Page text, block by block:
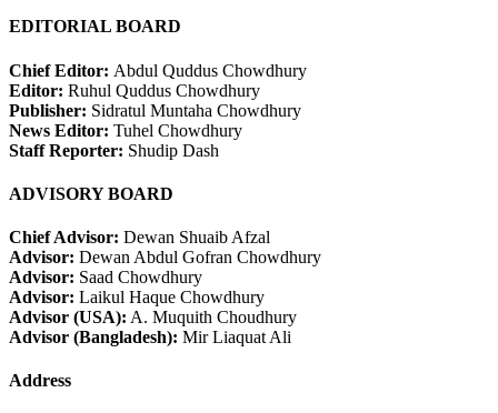
EDITORIAL BOARD
Chief Editor: Abdul Quddus Chowdhury
Editor: Ruhul Quddus Chowdhury
Publisher: Sidratul Muntaha Chowdhury
News Editor: Tuhel Chowdhury
Staff Reporter: Shudip Dash
ADVISORY BOARD
Chief Advisor: Dewan Shuaib Afzal
Advisor: Dewan Abdul Gofran Chowdhury
Advisor: Saad Chowdhury
Advisor: Laikul Haque Chowdhury
Advisor (USA): A. Muquith Choudhury
Advisor (Bangladesh): Mir Liaquat Ali
Address